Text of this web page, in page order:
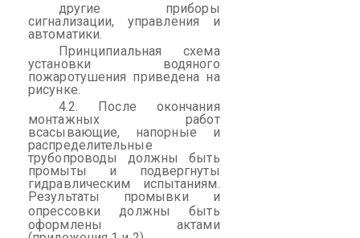
другие приборы
сигнализации, управления и
автоматики.
Принципиальная схема
установки водяного
пожаротушения приведена на
рисунке.
4.2. После окончания
монтажных работ
всасывающие, напорные и
распределительные
трубопроводы должны быть
промыты и подвергнуты
гидравлическим испытаниям.
Результаты промывки и
опрессовки должны быть
оформлены актами